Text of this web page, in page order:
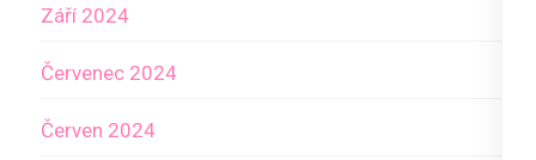
Září 2024
Červenec 2024
Červen 2024